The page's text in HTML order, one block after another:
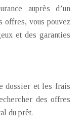
auprès d’un
offres, vous pouvez
et des garanties
dossier et les frais
des offres
du prêt.